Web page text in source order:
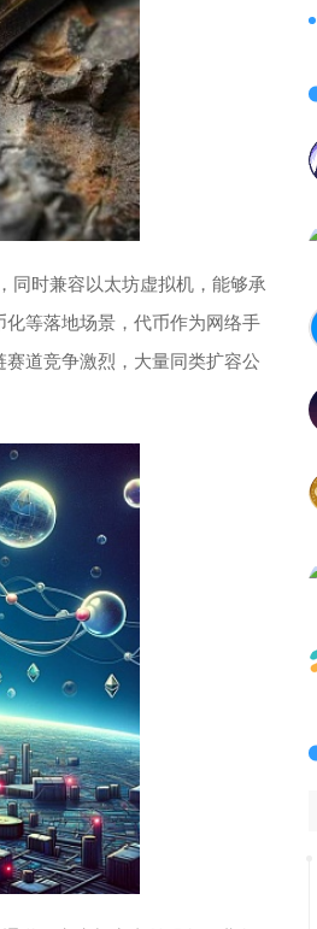
同时兼容以太坊虚拟机，能够承
等落地场景，代币作为网络手
道竞争激烈，大量同类扩容公